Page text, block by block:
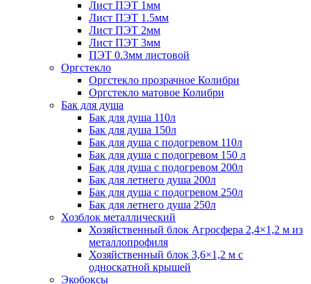
Лист ПЭТ 1мм
Лист ПЭТ 1.5мм
Лист ПЭТ 2мм
Лист ПЭТ 3мм
ПЭТ 0.3мм листовой
Оргстекло
Оргстекло прозрачное Колибри
Оргстекло матовое Колибри
Бак для душа
Бак для душа 110л
Бак для душа 150л
Бак для душа с подогревом 110л
Бак для душа с подогревом 150 л
Бак для душа с подогревом 200л
Бак для летнего душа 200л
Бак для душа с подогревом 250л
Бак для летнего душа 250л
Хозблок металлический
Хозяйственный блок Агросфера 2,4×1,2 м из
металлопрофиля
Хозяйственный блок 3,6×1,2 м с
односкатной крышей
Экобоксы